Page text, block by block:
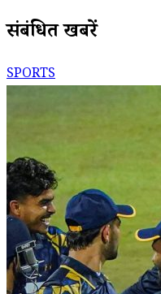
संबंधित खबरें
SPORTS